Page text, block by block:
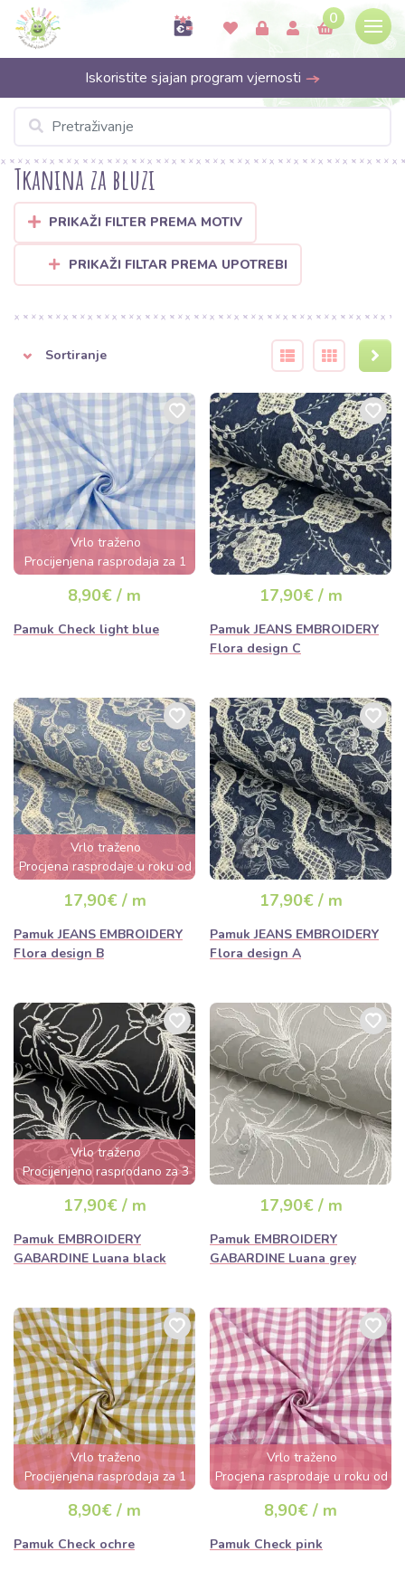
0
Iskoristite sjajan program vjernosti
Tkanina za bluzi
PRIKAŽI FILTER PREMA MOTIV
PRIKAŽI FILTAR PREMA UPOTREBI
Sortiranje
Vrlo traženo
Procijenjena rasprodaja za 1
dan
8,90€ / m
Pamuk Check light blue
17,90€ / m
Pamuk JEANS EMBROIDERY
Flora design C
Vrlo traženo
Procjena rasprodaje u roku od
nekoliko sati
17,90€ / m
Pamuk JEANS EMBROIDERY
Flora design B
17,90€ / m
Pamuk JEANS EMBROIDERY
Flora design A
Vrlo traženo
Procijenjeno rasprodano za 3
dana
17,90€ / m
Pamuk EMBROIDERY
GABARDINE Luana black
17,90€ / m
Pamuk EMBROIDERY
GABARDINE Luana grey
Vrlo traženo
Procijenjena rasprodaja za 1
dan
8,90€ / m
Pamuk Check ochre
Vrlo traženo
Procjena rasprodaje u roku od
nekoliko sati
8,90€ / m
Pamuk Check pink